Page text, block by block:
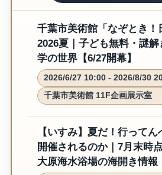
千葉市美術館「なぞとき！
2026夏｜子ども無料・謎
学の世界【6/27開幕】
2026/6/27 10:00 - 2026/8/30
千葉市美術館 11F企画展示室
【いすみ】夏だ！行って
開催されるのか｜7月末時
大原海水浴場の海開き情報